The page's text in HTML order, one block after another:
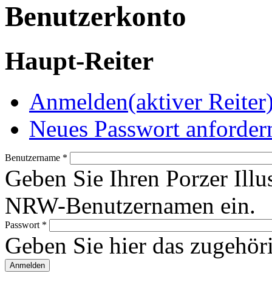
Benutzerkonto
Haupt-Reiter
Anmelden(aktiver
Neues Passwort
Benutzername *
Geben Sie Ihren Porzer
NRW-Benutzernamen ein.
Passwort *
Geben Sie hier das